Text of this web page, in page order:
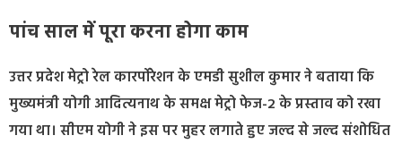
पांच साल में पूरा करना होगा काम
उत्तर प्रदेश मेट्रो रेल कारर्पोरेशन के एमडी सुशील कुमार ने बताया कि
मुख्यमंत्री योगी आदित्यनाथ के समक्ष मेट्रो फेज-2 के प्रस्ताव को रखा
गया था। सीएम योगी ने इस पर मुहर लगाते हुए जल्द से जल्द संशोधित